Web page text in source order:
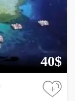
40$
+